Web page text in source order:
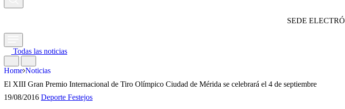
SEDE
Todas las noticias
Home Noticias
El XIII Gran Premio Internacional de Tiro Olímpico Ciudad de Mérida se celebrará el 4 de septiembre
19/08/2016 Deporte Festejos